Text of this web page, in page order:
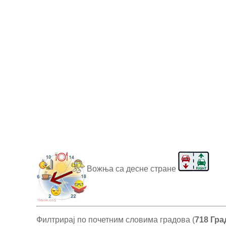
Вожња са десне стране
Филтрирај по почетним словима градова (718